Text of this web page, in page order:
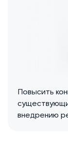
Повысить
внедрению